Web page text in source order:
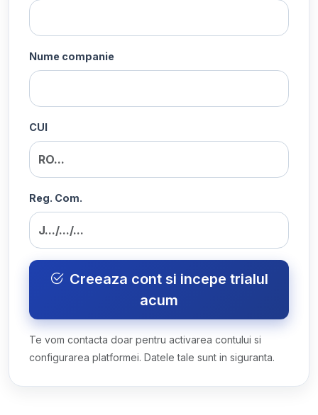
Nume companie
CUI
Reg. Com.
Creeaza cont si incepe trialul
acum
Te vom contacta doar pentru activarea contului si
configurarea platformei. Datele tale sunt in siguranta.